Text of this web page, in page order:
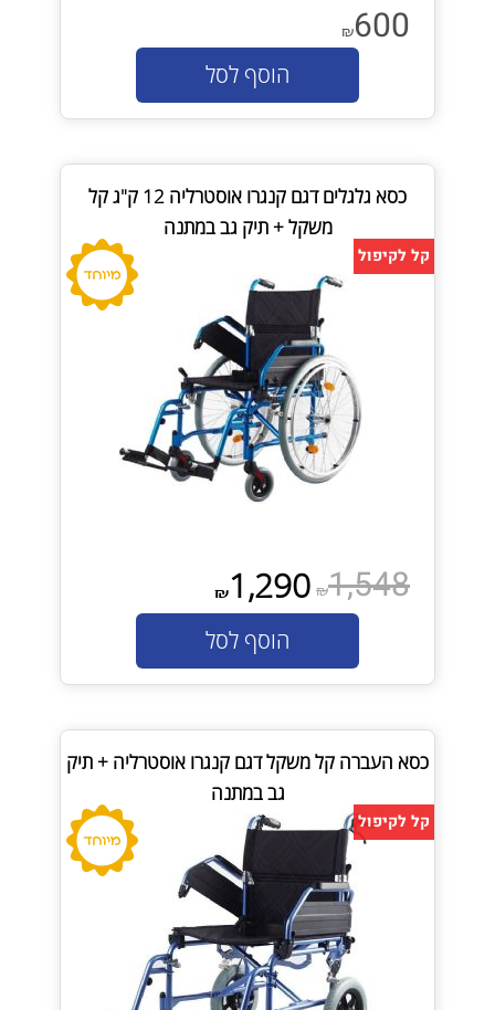
₪600
הוסף לסל
כסא גלגלים דגם קנגרו אוסטרליה 12 ק"ג קל
משקל + תיק גב במתנה
קל לקיפול
₪1,548
₪1,290
הוסף לסל
כסא העברה קל משקל דגם קנגרו אוסטרליה + תיק
גב במתנה
קל לקיפול